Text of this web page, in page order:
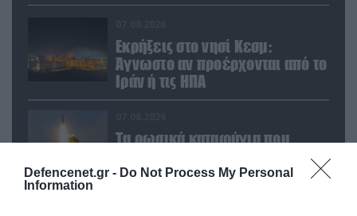
Defencenet.gr - Do Not Process My Personal
Information
απειλούν εμάς»
Εκρήξεις στο νησί Κεσμ:
Άγνωστο αν προέρχονται από το
Ιράν ή τις ΗΠΑ
Τα ρωσικά καταφύγια που
κεφαλές που η κάθε μία μπορεί